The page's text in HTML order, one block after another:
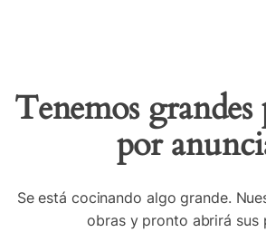
Tenemos grandes
por
Se está cocinando algo grande.
obras y pronto abrirá sus